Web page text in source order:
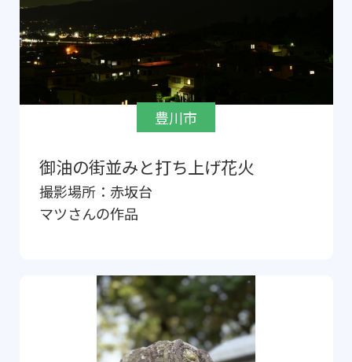
豊川市
御油の街並みと打ち上げ花火
撮影場所： 赤坂台
マツさんの作品